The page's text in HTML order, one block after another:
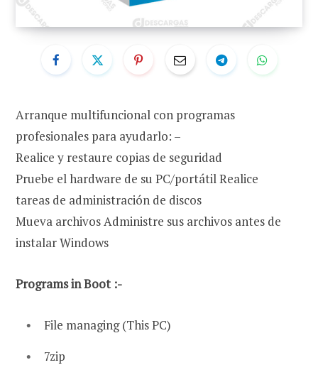
Arranque multifuncional con programas
profesionales para ayudarlo: –
Realice y restaure copias de seguridad
Pruebe el hardware de su PC/portátil Realice
tareas de administración de discos
Mueva archivos Administre sus archivos antes de
instalar Windows
Programs in Boot :-
File managing (This PC)
7zip